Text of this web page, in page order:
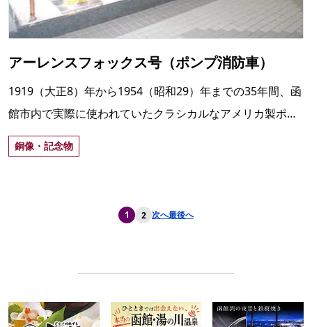
アーレンスフォックス号（ポンプ消防車）
1919（大正8）年から1954（昭和29）年までの35年間、函
館市内で実際に使われていたクラシカルなアメリカ製ポン
プ消防車。現在は函館市消防本部1階で保存・展示。
銅像・記念物
1 2 次へ最後へ